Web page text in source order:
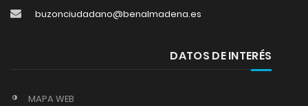
buzonciudadano@benalmadena.es
DATOS DE INTERÉS
MAPA WEB